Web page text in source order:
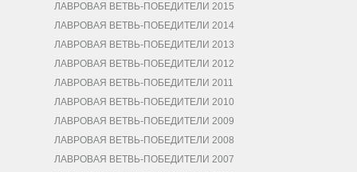
ЛАВРОВАЯ ВЕТВЬ-ПОБЕДИТЕЛИ 2015
ЛАВРОВАЯ ВЕТВЬ-ПОБЕДИТЕЛИ 2014
ЛАВРОВАЯ ВЕТВЬ-ПОБЕДИТЕЛИ 2013
ЛАВРОВАЯ ВЕТВЬ-ПОБЕДИТЕЛИ 2012
ЛАВРОВАЯ ВЕТВЬ-ПОБЕДИТЕЛИ 2011
ЛАВРОВАЯ ВЕТВЬ-ПОБЕДИТЕЛИ 2010
ЛАВРОВАЯ ВЕТВЬ-ПОБЕДИТЕЛИ 2009
ЛАВРОВАЯ ВЕТВЬ-ПОБЕДИТЕЛИ 2008
ЛАВРОВАЯ ВЕТВЬ-ПОБЕДИТЕЛИ 2007